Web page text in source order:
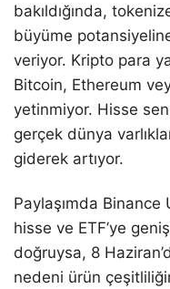
bakıldığında,
büyüme
veriyor. Kripto para
Bitcoin, Ethereum
yetinmiyor. Hisse
gerçek dünya
giderek artıyor.
Paylaşımda Binance
hisse ve ETF’ye
doğruysa, 8
nedeni ürün